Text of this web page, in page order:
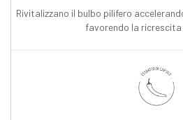
Rivitalizzano il bulbo pilifero
favorendo la ricrescita